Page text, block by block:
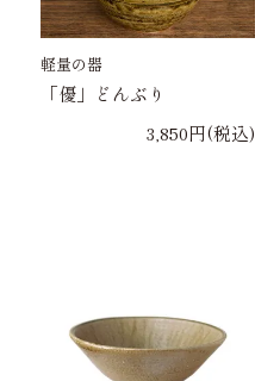
軽量の器
「優」どんぶり
3,850円(税込)